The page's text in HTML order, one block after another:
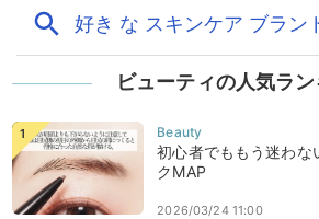
ビューティの人気ラ
初心者でももう迷わな
クMAP
2026/03/24 11:00